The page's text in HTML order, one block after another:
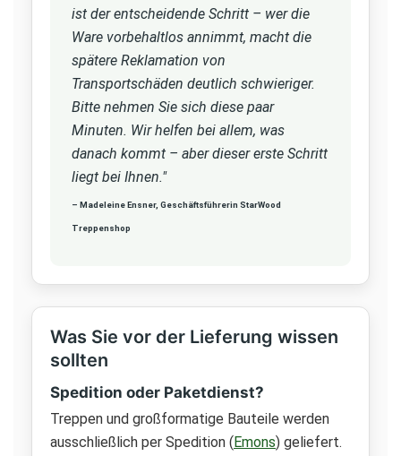
ist der entscheidende Schritt – wer die
Ware vorbehaltlos annimmt, macht die
spätere Reklamation von
Transportschäden deutlich schwieriger.
Bitte nehmen Sie sich diese paar
Minuten. Wir helfen bei allem, was
danach kommt – aber dieser erste Schritt
liegt bei Ihnen."
– Madeleine Ensner, Geschäftsführerin StarWood
Treppenshop
Was Sie vor der Lieferung wissen
sollten
Spedition oder Paketdienst?
Treppen und großformatige Bauteile werden
ausschließlich per Spedition ( Emons) geliefert.